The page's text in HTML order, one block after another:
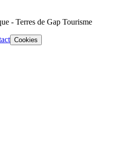
- Terres de Gap Tourisme
Cookies